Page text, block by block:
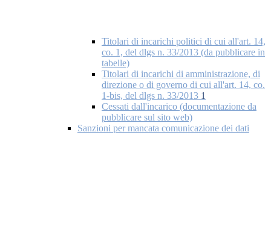
Titolari di incarichi politici di cui all'art. 14,
co. 1, del dlgs n. 33/2013 (da pubblicare in
tabelle)
Titolari di incarichi di amministrazione, di
direzione o di governo di cui all'art. 14, co.
1-bis, del dlgs n. 33/2013 1
Cessati dall'incarico (documentazione da
pubblicare sul sito web)
Sanzioni per mancata comunicazione dei dati